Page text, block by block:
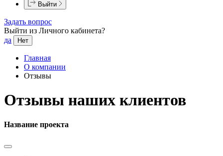
Выйти
Задать вопрос
Выйти из Личного кабинета?
да
Нет
Главная
О компании
Отзывы
Отзывы наших клиентов
Название проекта